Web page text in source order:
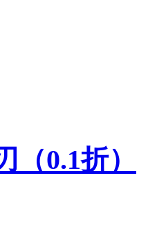
（0.1折）